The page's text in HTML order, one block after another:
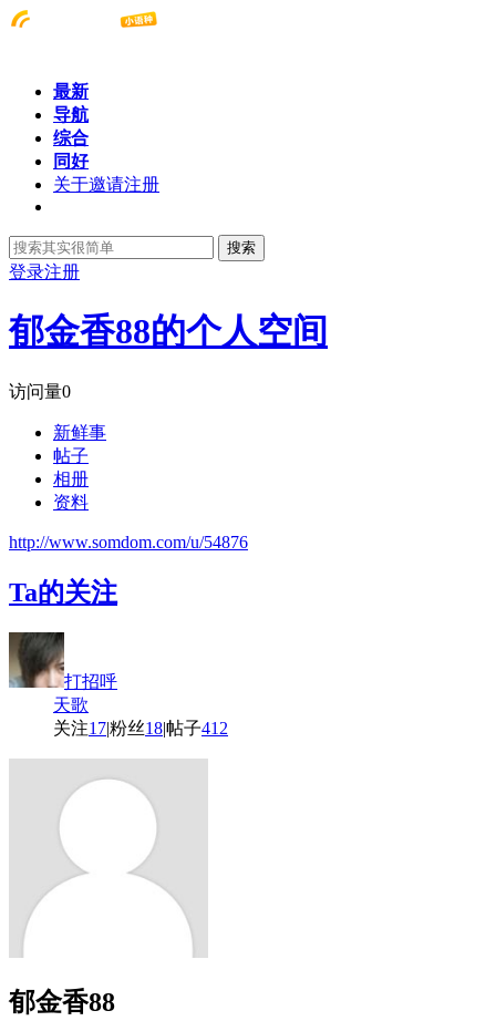
最新
导航
综合
同好
关于邀请注册
搜索
登录注册
郁金香88的个人空间
访问量0
新鲜事
帖子
相册
资料
http://www.somdom.com/u/54876
Ta的关注
打招呼
天歌
关注17|粉丝18|帖子412
郁金香88